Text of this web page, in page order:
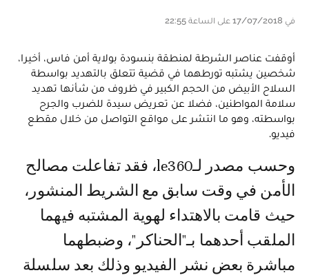
في 17/07/2018 على الساعة 22:55
أوقفت عناصر الشرطة لمنطقة بنسودة بولاية أمن فاس، أخيرا،
شخصين يشتبه تورطهما في قضية تتعلق بالتهديد بواسطة
السلاح الأبيض من الحجم الكبير في ظروف من شأنها تهديد
سلامة المواطنين، فضلا عن تعريض سيدة للضرب والجرح
بواسطته، وهو ما انتشر على مواقع التواصل من خلال مقطع
فيديو.
وحسب مصدر لـle360، فقد تفاعلت مصالح
الأمن في وقت سابق مع الشريط المنشور،
حيث قامت بالاهتداء لهوية المشتبه فيهما
الملقب أحدهما بـ"الحناكر"، وضبطهما
مباشرة بعض نشر الفيديو وذلك بعد سلسلة